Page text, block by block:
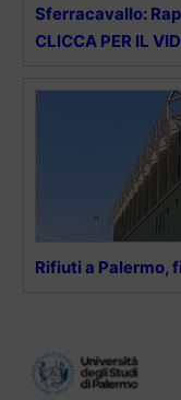
Sferracavallo:
CLICCA PER IL
Rifiuti a Palermo,